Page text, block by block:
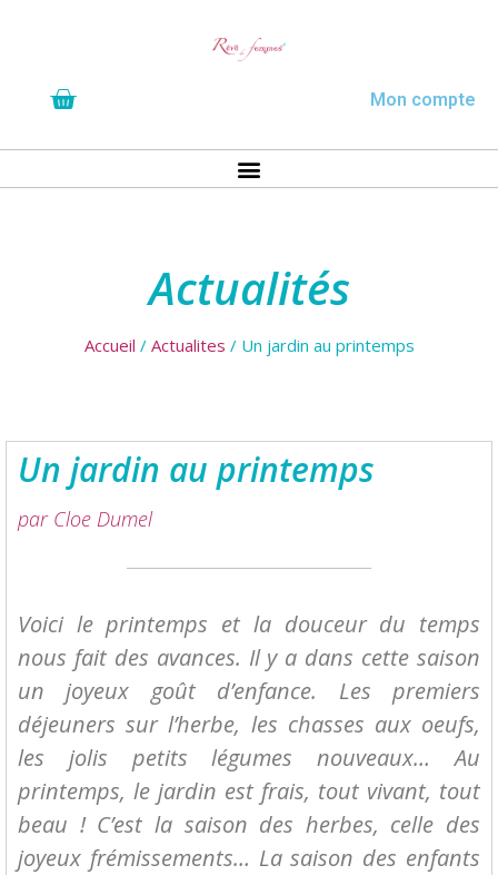
Mon compte
Actualités
Accueil / Actualites / Un jardin au printemps
Un jardin au printemps
par Cloe Dumel
Voici le printemps et la douceur du temps
nous fait des avances. Il y a dans cette saison
un joyeux goût d’enfance. Les premiers
déjeuners sur l’herbe, les chasses aux oeufs,
les jolis petits légumes nouveaux… Au
printemps, le jardin est frais, tout vivant, tout
beau ! C’est la saison des herbes, celle des
joyeux frémissements… La saison des enfants